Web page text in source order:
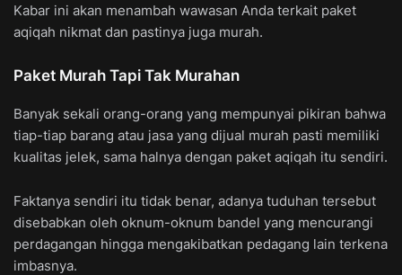
Kabar ini akan menambah wawasan Anda terkait paket
aqiqah nikmat dan pastinya juga murah.
Paket Murah Tapi Tak Murahan
Banyak sekali orang-orang yang mempunyai pikiran bahwa
tiap-tiap barang atau jasa yang dijual murah pasti memiliki
kualitas jelek, sama halnya dengan paket aqiqah itu sendiri.
Faktanya sendiri itu tidak benar, adanya tuduhan tersebut
disebabkan oleh oknum-oknum bandel yang mencurangi
perdagangan hingga mengakibatkan pedagang lain terkena
imbasnya.